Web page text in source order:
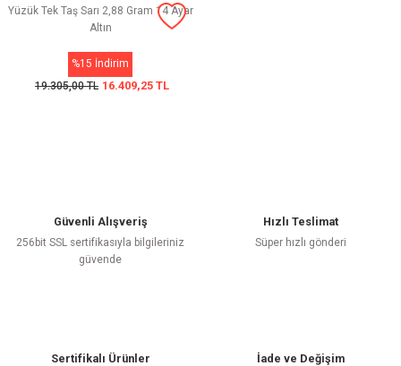
Yüzük Tek Taş Sarı 2,88 Gram 14 Ayar
Altın
%15 İndirim
19.305,00 TL 16.409,25 TL
Güvenli Alışveriş
256bit SSL sertifikasıyla bilgileriniz
güvende
Hızlı Teslimat
Süper hızlı gönderi
Sertifikalı Ürünler İade ve Değişim